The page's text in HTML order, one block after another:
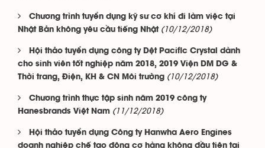
Chương trình tuyển dụng kỹ sư cơ khí đi làm việc tại
Nhật Bản không yêu cầu tiếng Nhật (10/12/2018)
Hội thảo tuyển dụng công ty Dệt Pacific Crystal dành
cho sinh viên tốt nghiệp năm 2018, 2019 Viện DM DG &
Thời trang, Điện, KH & CN Môi trường (10/12/2018)
Chương trình thực tập sinh năm 2019 công ty
Hanesbrands Việt Nam (11/12/2018)
Hội thảo tuyển dụng Công ty Hanwha Aero Engines
doanh nghiệp chế tạo động cơ hàng không đầu tiên tại